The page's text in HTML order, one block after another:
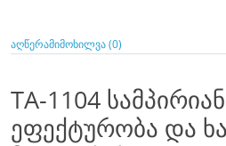
აღწერამიმოხილვა (0)
TA-1104
ეფექტურობა და